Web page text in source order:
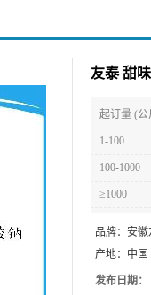
友泰 甜
起订量 (公
1-100
100-1000
≥1000
品牌： 安徽
产地： 中国
发布日期：